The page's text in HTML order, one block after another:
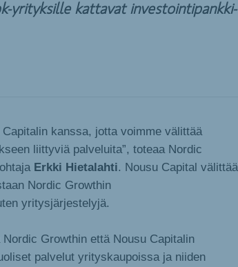
yrityksille kattavat investointipankki-
kanssa, jotta voimme välittää
liittyviä palveluita”, toteaa Nordic
Erkki Hietalahti . Nousu Capital välittää
Nordic Growthin
yritysjärjestelyjä.
Growthin että Nousu Capitalin
palvelut yrityskaupoissa ja niiden